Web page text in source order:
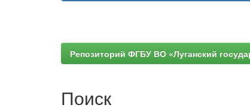
Репозиторий ФГБУ ВО «Луганский
Поиск